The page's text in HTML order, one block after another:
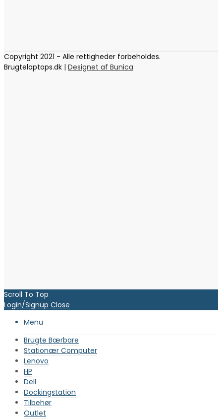
Copyright 2021 - Alle rettigheder forbeholdes.
Brugtelaptops.dk | Designet af Bunica
Scroll To Top
Login/Signup Close
Menu
Brugte Bærbare
Stationær Computer
Lenovo
HP
Dell
Dockingstation
Tilbehør
Outlet